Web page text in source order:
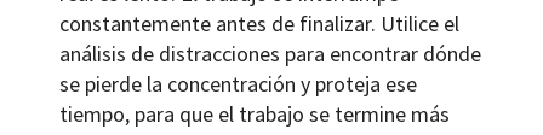
constantemente antes de finalizar. Utilice el
análisis de distracciones para encontrar dónde
se pierde la concentración y proteja ese
tiempo, para que el trabajo se termine más